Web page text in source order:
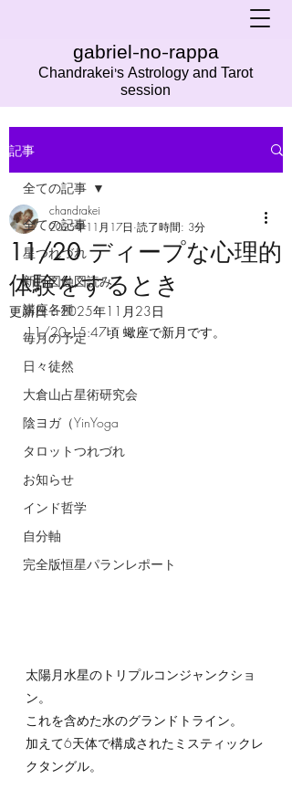
gabriel-no-rappa
Chandrakei's Astrology and Tarot
session
記事
全ての記事
星つれづれ
新月図蝕図読み
講座各種
毎月の予定
日々徒然
大倉山占星術研究会
陰ヨガ（YinYoga
タロットつれづれ
お知らせ
インド哲学
自分軸
完全版恒星パランレポート
全ての記事
11/20 ディープな心理的
体験をするとき
chandrakei
2025年11月17日 読了時間: 3分
更新日：2025年11月23日
11/20 15:47頃 蠍座で新月です。
太陽月水星のトリプルコンジャンクショ
ン。
これを含めた水のグランドトライン。
加えて6天体で構成されたミスティックレ
クタングル。